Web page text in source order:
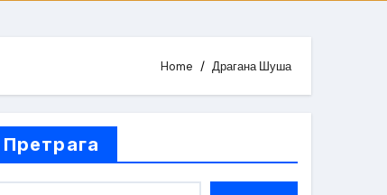
Home Драгана Шуша
Претрага